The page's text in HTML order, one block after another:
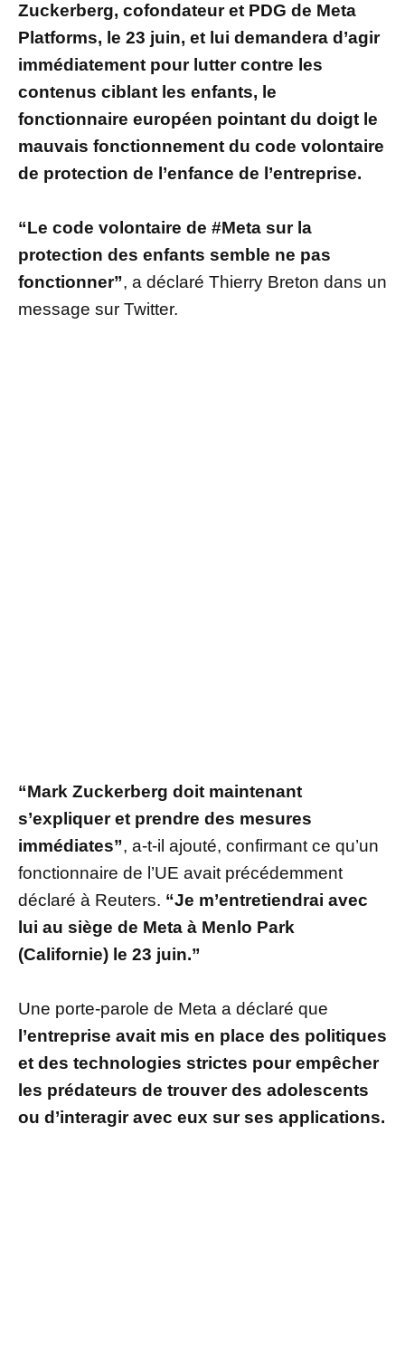
Zuckerberg, cofondateur et PDG de Meta
Platforms, le 23 juin, et lui demandera d’agir
immédiatement pour lutter contre les
contenus ciblant les enfants, le
fonctionnaire européen pointant du doigt le
mauvais fonctionnement du code volontaire
de protection de l’enfance de l’entreprise.
“Le code volontaire de #Meta sur la
protection des enfants semble ne pas
fonctionner”, a déclaré Thierry Breton dans un
message sur Twitter.
“Mark Zuckerberg doit maintenant
s’expliquer et prendre des mesures
immédiates”, a-t-il ajouté, confirmant ce qu’un
fonctionnaire de l’UE avait précédemment
déclaré à Reuters. “Je m’entretiendrai avec
lui au siège de Meta à Menlo Park
(Californie) le 23 juin.”
Une porte-parole de Meta a déclaré que
l’entreprise avait mis en place des politiques
et des technologies strictes pour empêcher
les prédateurs de trouver des adolescents
ou d’interagir avec eux sur ses applications.